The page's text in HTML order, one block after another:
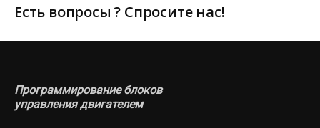
Есть вопросы ? Спросите нас!
Программирование блоков
управления двигателем